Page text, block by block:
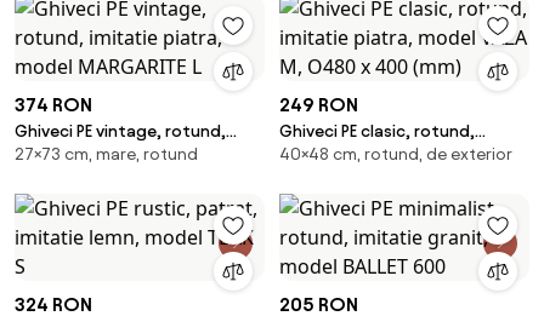
374 RON
Ghiveci PE vintage, rotund,
imitatie piatra, model
27×73 cm, mare, rotund
249 RON
Ghiveci PE clasic, rotund,
imitatie piatra, model VAZA M,
40×48 cm, rotund, de exterior
324 RON 205 RON